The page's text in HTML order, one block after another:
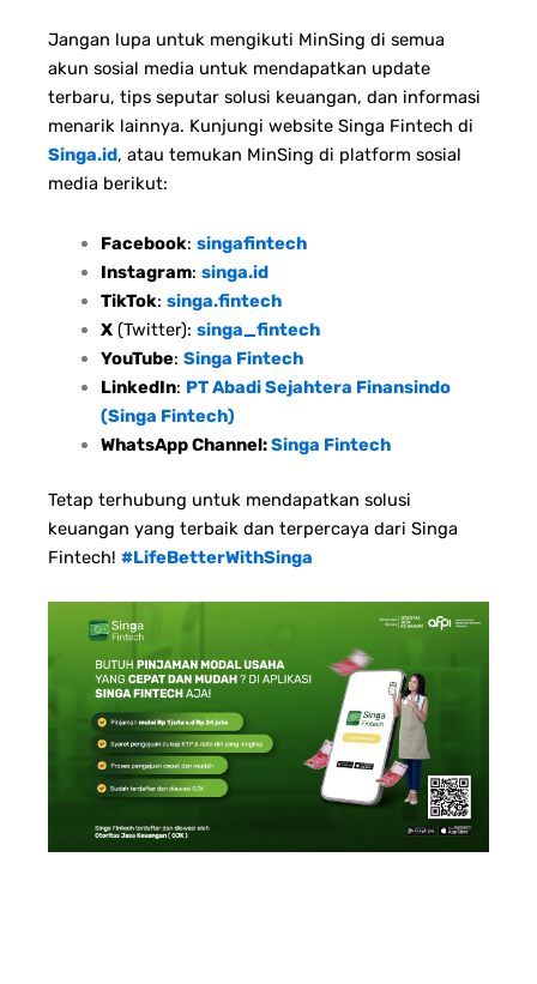
Jangan lupa untuk mengikuti MinSing di semua
akun sosial media untuk mendapatkan update
terbaru, tips seputar solusi keuangan, dan informasi
menarik lainnya. Kunjungi website Singa Fintech di
Singa.id, atau temukan MinSing di platform sosial
media berikut:
Facebook: singafintech
Instagram: singa.id
TikTok: singa.fintech
X(Twitter): singa_fintech
YouTube: Singa Fintech
LinkedIn: PT Abadi Sejahtera Finansindo
(Singa Fintech)
WhatsApp Channel:Singa Fintech
Tetap terhubung untuk mendapatkan solusi
keuangan yang terbaik dan terpercaya dari Singa
Fintech! #LifeBetterWithSinga